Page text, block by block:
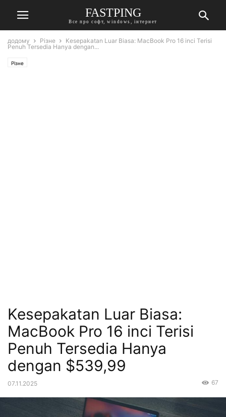
FASTPING
Все про софт, windows, інтернет
додому Різне
Kesepakatan Luar Biasa: MacBook Pro 16 inci Terisi
Penuh Tersedia Hanya dengan...
Різне
Kesepakatan Luar Biasa:
MacBook Pro 16 inci Terisi
Penuh Tersedia Hanya
dengan $539,99
07.11.2025 67